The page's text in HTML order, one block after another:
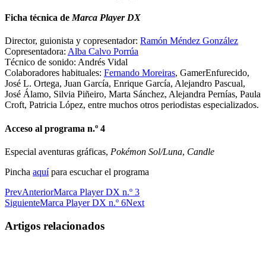
Ficha técnica de Marca Player DX
Director, guionista y copresentador: Ramón Méndez González
Copresentadora: Alba Calvo Porrúa
Técnico de sonido: Andrés Vidal
Colaboradores habituales: Fernando Moreiras, GamerEnfurecido,
José L. Ortega, Juan García, Enrique García, Alejandro Pascual,
José Álamo, Silvia Piñeiro, Marta Sánchez, Alejandra Pernías, Paula
Croft, Patricia López, entre muchos otros periodistas especializados.
Acceso al programa n.º 4
Especial aventuras gráficas, Pokémon Sol/Luna, Candle
Pincha aquípara escuchar el programa
PrevAnteriorMarca Player DX n.º 3
SiguienteMarca Player DX n.º 6Next
Artigos relacionados